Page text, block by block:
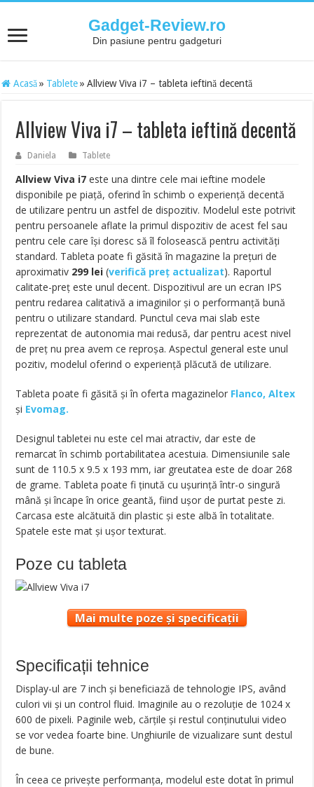
Gadget-Review.ro
Din pasiune pentru gadgeturi
Acasă » Tablete » Allview Viva i7 – tableta ieftină decentă
Allview Viva i7 – tableta ieftină decentă
Daniela Tablete
Allview Viva i7 este una dintre cele mai ieftine modele
disponibile pe piață, oferind în schimb o experiență decentă
de utilizare pentru un astfel de dispozitiv. Modelul este potrivit
pentru persoanele aflate la primul dispozitiv de acest fel sau
pentru cele care își doresc să îl folosească pentru activități
standard. Tableta poate fi găsită în magazine la prețuri de
aproximativ 299 lei (verifică preț actualizat). Raportul
calitate-preț este unul decent. Dispozitivul are un ecran IPS
pentru redarea calitativă a imaginilor și o performanță bună
pentru o utilizare standard. Punctul ceva mai slab este
reprezentat de autonomia mai redusă, dar pentru acest nivel
de preț nu prea avem ce reproșa. Aspectul general este unul
pozitiv, modelul oferind o experiență plăcută de utilizare.
Tableta poate fi găsită și în oferta magazinelor Flanco, Altex
și Evomag.
Designul tabletei nu este cel mai atractiv, dar este de
remarcat în schimb portabilitatea acestuia. Dimensiunile sale
sunt de 110.5 x 9.5 x 193 mm, iar greutatea este de doar 268
de grame. Tableta poate fi ținută cu ușurință într-o singură
mână și încape în orice geantă, fiind ușor de purtat peste zi.
Carcasa este alcătuită din plastic și este albă în totalitate.
Spatele este mat și ușor texturat.
Poze cu tableta
Mai multe poze și specificații
Specificații tehnice
Display-ul are 7 inch și beneficiază de tehnologie IPS, având
culori vii și un control fluid. Imaginile au o rezoluție de 1024 x
600 de pixeli. Paginile web, cărțile și restul conținutului video
se vor vedea foarte bine. Unghiurile de vizualizare sunt destul
de bune.
În ceea ce privește performanța, modelul este dotat în primul